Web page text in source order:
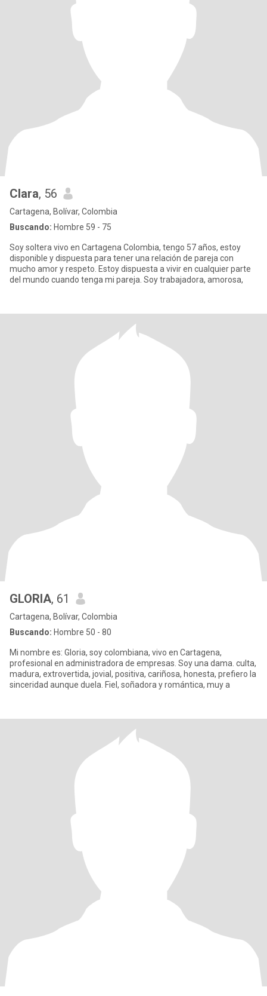
Clara, 56
Cartagena, Bolívar, Colombia
Buscando: Hombre 59 - 75
Soy soltera vivo en Cartagena Colombia, tengo 57 años, estoy
disponible y dispuesta para tener una relación de pareja con
mucho amor y respeto. Estoy dispuesta a vivir en cualquier parte
del mundo cuando tenga mi pareja. Soy trabajadora, amorosa,
GLORIA, 61
Cartagena, Bolívar, Colombia
Buscando: Hombre 50 - 80
Mi nombre es: Gloria, soy colombiana, vivo en Cartagena,
profesional en administradora de empresas. Soy una dama. culta,
madura, extrovertida, jovial, positiva, cariñosa, honesta, prefiero la
sinceridad aunque duela. Fiel, soñadora y romántica, muy a